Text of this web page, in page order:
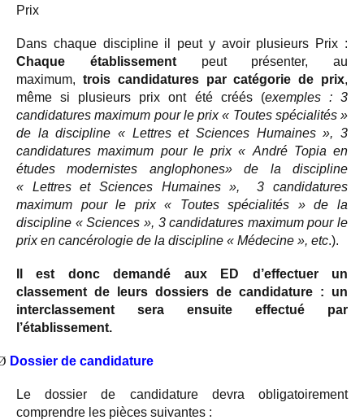
Prix
Dans chaque discipline il peut y avoir plusieurs Prix :
Chaque établissementpeut présenter, au
maximum, trois candidatures par catégorie de prix,
même si plusieurs prix ont été créés (exemples : 3
candidatures maximum pour le prix « Toutes spécialités »
de la discipline « Lettres et Sciences Humaines », 3
candidatures maximum pour le prix « André Topia en
études modernistes anglophones» de la discipline
« Lettres et Sciences Humaines », 3 candidatures
maximum pour le prix « Toutes spécialités » de la
discipline « Sciences », 3 candidatures maximum pour le
prix en cancérologie de la discipline « Médecine », etc.).
Il est donc demandé aux ED d’effectuer un
classement de leurs dossiers de candidature : un
interclassement sera ensuite effectué par
l’établissement.
Dossier de candidature
Le dossier de candidature devra obligatoirement
comprendre les pièces suivantes :